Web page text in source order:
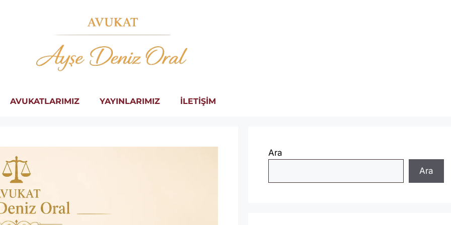
AVUKATLARIMIZ YAYINLARIMIZ İLETİŞİM
Ara
Ara